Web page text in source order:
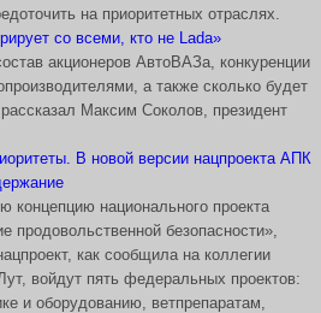
на приоритетных отраслях.
со всеми, кто не Lada»
акционеров АвтоВАЗа, конкуренции
а также сколько будет
Максим Соколов, президент
В новой версии нацпроекта АПК
концепцию национального проекта
продовольственной безопасности»,
как сообщила на коллегии
войдут пять федеральных проектов:
и оборудованию, ветпрепаратам,